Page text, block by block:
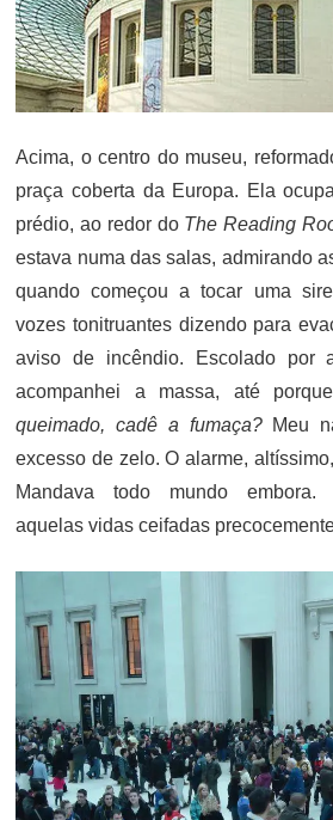
Acima, o centro do museu,
praça coberta da Europa. Ela
prédio, ao redor do The Reading
estava numa das salas, admirando
quando começou a tocar uma
vozes tonitruantes dizendo para
aviso de incêndio. Escolado por
acompanhei a massa, até
queimado, cadê a fumaça?Meu
excesso de zelo. O alarme,
Mandava todo mundo embora.
aquelas vidas ceifadas